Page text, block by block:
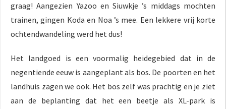
graag! Aangezien Yazoo en Siuwkje ’s middags mochten
trainen, gingen Koda en Noa ’s mee. Een lekkere vrij korte
ochtendwandeling werd het dus!
Het landgoed is een voormalig heidegebied dat in de
negentiende eeuw is aangeplant als bos. De poorten en het
landhuis zagen we ook. Het bos zelf was prachtig en je ziet
aan de beplanting dat het een beetje als XL-park is